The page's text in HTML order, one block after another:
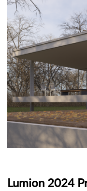
Lumion 2024